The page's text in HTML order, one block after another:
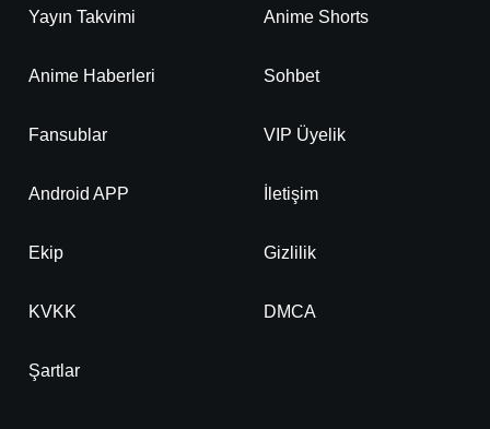
Yayın Takvimi Anime Shorts
Anime Haberleri Sohbet
Fansublar VIP Üyelik
Android APP İletişim
Ekip Gizlilik
KVKK DMCA
Şartlar